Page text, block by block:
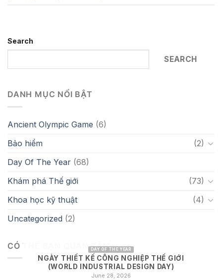
Search
SEARCH
DANH MỤC NỔI BẬT
Ancient Olympic Game (6)
Bảo hiểm
(2)
Day Of The Year (68)
Khám phá Thế giới
(73)
Khoa học kỹ thuật
(4)
Uncategorized (2)
CÓ THỂ BẠN QUAN TÂMDAY OF THE YEAR
NGÀY THIẾT KẾ CÔNG NGHIỆP THẾ GIỚI
(WORLD INDUSTRIAL DESIGN DAY)
June 28, 2026